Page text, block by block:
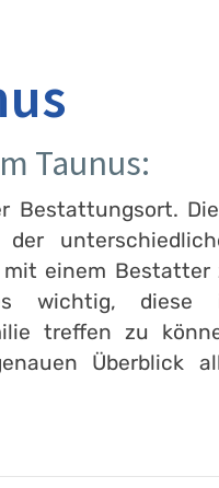
Taunus:
Bestattungsort.
einem Bestatter
wichtig, diese
treffen zu
Überblick